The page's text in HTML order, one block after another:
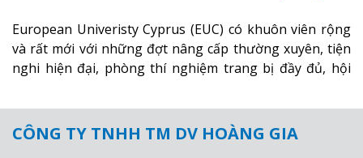
European Univeristy Cyprus (EUC) có khuôn viên rộng
và rất mới với những đợt nâng cấp thường xuyên, tiện
nghi hiện đại, phòng thí nghiệm trang bị đầy đủ, hội
thao - giải trí. Đặc biệt khu nhà ở sinh viên nhiều tiện
ích, gần trường, có thể đi bộ tới trường.Xem thêm
CÔNG TY TNHH TM DV HOÀNG GIA